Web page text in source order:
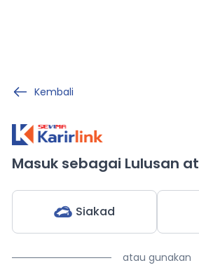
Kembali
Masuk sebagai Lulusan
Siakad
atau gunakan